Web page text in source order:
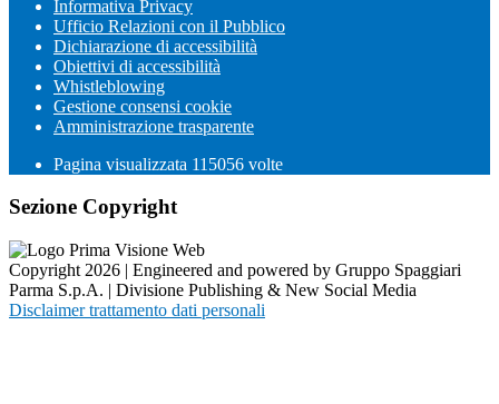
Informativa Privacy
Ufficio Relazioni con il Pubblico
Dichiarazione di accessibilità
Obiettivi di accessibilità
Whistleblowing
Gestione consensi cookie
Amministrazione trasparente
Pagina visualizzata 115056 volte
Sezione Copyright
Copyright 2026 | Engineered and powered by Gruppo Spaggiari
Parma S.p.A. | Divisione Publishing & New Social Media
Disclaimer trattamento dati personali